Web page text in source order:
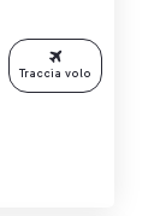
Traccia volo